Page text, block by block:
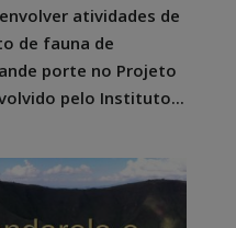
atividades de
de fauna de
porte no Projeto
pelo Instituto...